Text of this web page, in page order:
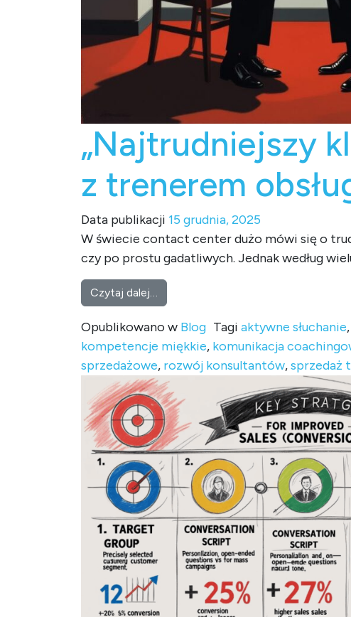
„Najtrudniejszy
z trenerem
Data publikacji 15 grudnia, 2025
W świecie contact center dużo mówi się o
czy po prostu gadatliwych. Jednak według
Czytaj dalej…
Opublikowano w Blog Tagi aktywne słuchanie,
kompetencje miękkie, komunikacja
sprzedażowe, rozwój konsultantów,sprzedaż